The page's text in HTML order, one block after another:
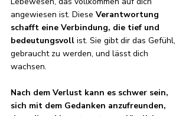
angewiesen ist. Diese Verantwortung
schafft eine Verbindung, die tief und
bedeutungsvoll ist. Sie gibt dir das Gefühl,
gebraucht zu werden, und lässt dich
wachsen.
Nach dem Verlust kann es schwer sein,
sich mit dem Gedanken anzufreunden,